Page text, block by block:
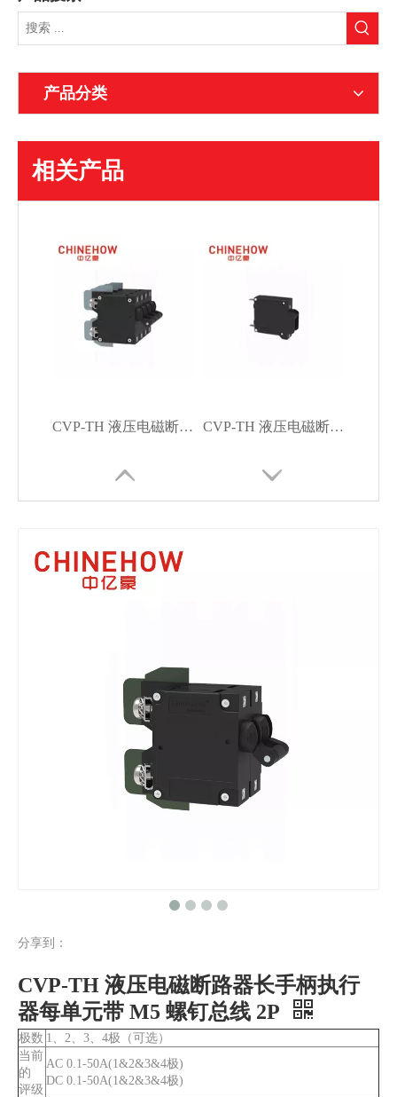
产品分类
相关产品
CVP-TH 液压电磁断路器长手柄执行器每单元带 M5 螺钉总线 4P CVP-TH 液压电磁断路器角摇杆执行器带护罩和拉环(QC250) 1P
CVP-TH 液压电磁断路器角摇杆执行器带防护辅助开关和拉环(QC250) 1P
分享到：
CVP-TH 液压电磁断路器长手柄执行
器每单元带 M5 螺钉总线 2P
极数 1、2、3、4极（可选）
当前
的
评级
AC 0.1-50A(1&2&3&4极)
DC 0.1-50A(1&2&3&4极)